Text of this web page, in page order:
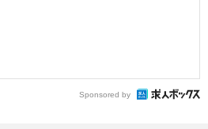
Sponsored by